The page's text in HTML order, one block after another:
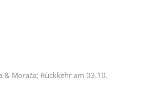
& Morača; Rückkehr am 03.10.